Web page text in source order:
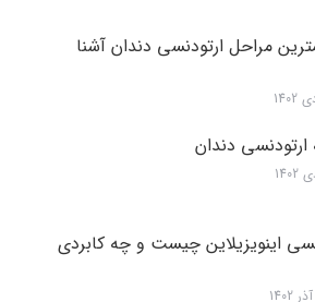
مراحل ارتودنسی دندان آشنا
ارتودنسی دندان
اینویزیلاین چیست و چه کابردی